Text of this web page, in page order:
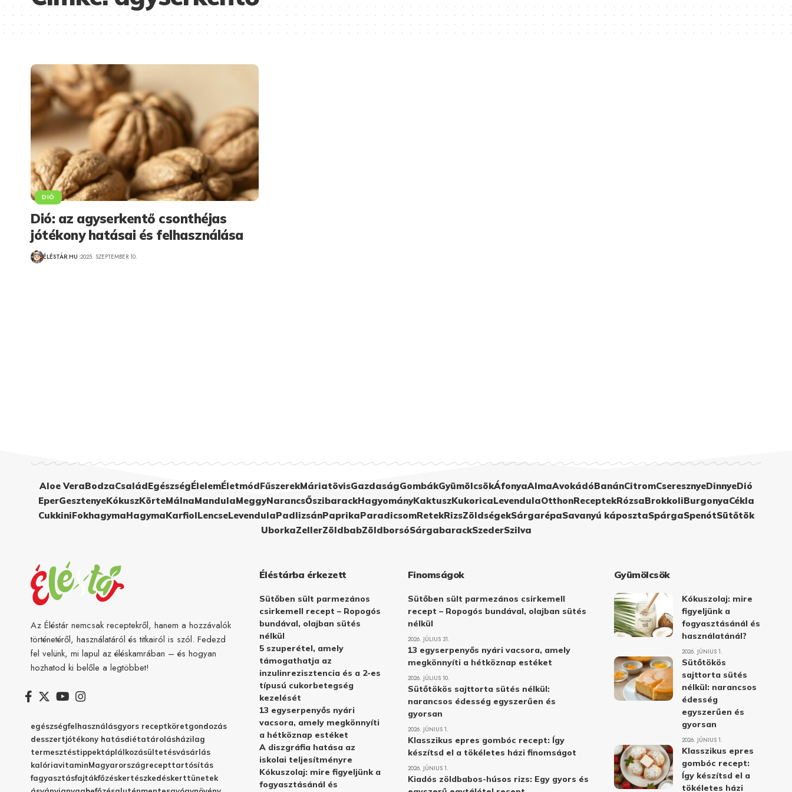
DIÓ
Dió: az agyserkentő csonthéjas
jótékony hatásai és felhasználása
ÉLÉSTÁR.HU 2025. SZEPTEMBER 10.
Aloe VeraBodzaCsaládEgészségÉlelemÉletmódFűszerekMáriatövisGazdaságGombákGyümölcsökÁfonyaAlmaAvokádóBanánCitromCseresznyeDinnyeDió
EperGesztenyeKókuszKörteMálnaMandulaMeggyNarancsŐszibarackHagyományKaktuszKukoricaLevendulaOtthonReceptekRózsaBrokkoliBurgonyaCékla
CukkiniFokhagymaHagymaKarfiolLencseLevendulaPadlizsánPaprikaParadicsomRetekRizsZöldségekSárgarépaSavanyú káposztaSpárgaSpenótSütőtök
UborkaZellerZöldbabZöldborsóSárgabarackSzederSzilva
Az Éléstár nemcsak receptekről, hanem a hozzávalók
történetéről, használatáról és titkairól is szól. Fedezd
fel velünk, mi lapul az éléskamrában – és hogyan
hozhatod ki belőle a legtöbbet!
egészségfelhasználásgyors receptköretgondozás
desszertjótékony hatásdiétatárolásházilag
termesztéstippektáplálkozásültetésvásárlás
kalóriavitaminMagyarországrecepttartósítás
fagyasztásfajtákfőzéskertészkedéskerttünetek
Éléstárba érkezett
Sütőben sült parmezános
csirkemell recept – Ropogós
bundával, olajban sütés
nélkül
5 szuperétel, amely
támogathatja az
inzulinrezisztencia és a 2-es
típusú cukorbetegség
kezelését
13 egyserpenyős nyári
vacsora, amely megkönnyíti
a hétköznap estéket
A diszgráfia hatása az
iskolai teljesítményre
Kókuszolaj: mire figyeljünk a
fogyasztásánál és
Finomságok
Sütőben sült parmezános csirkemell
recept – Ropogós bundával, olajban sütés
nélkül
2026. JÚLIUS 31.
13 egyserpenyős nyári vacsora, amely
megkönnyíti a hétköznap estéket
2026. JÚLIUS 10.
Sütőtökös sajttorta sütés nélkül:
narancsos édesség egyszerűen és
gyorsan
2026. JÚNIUS 1.
Klasszikus epres gombóc recept: Így
készítsd el a tökéletes házi finomságot
2026. JÚNIUS 1.
Kiadós zöldbabos-húsos rizs: Egy gyors és
Gyümölcsök
Kókuszolaj: mire
figyeljünk a
fogyasztásánál és
használatánál?
2026. JÚNIUS 1.
Sütőtökös
sajttorta sütés
nélkül: narancsos
édesség
egyszerűen és
gyorsan
2026. JÚNIUS 1.
Klasszikus epres
gombóc recept:
Így készítsd el a
tökéletes házi